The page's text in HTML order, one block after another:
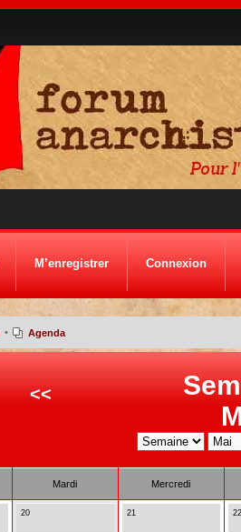
M’enregistrer Connexion
• Agenda
<<
Mardi Mercredi
20 21 22